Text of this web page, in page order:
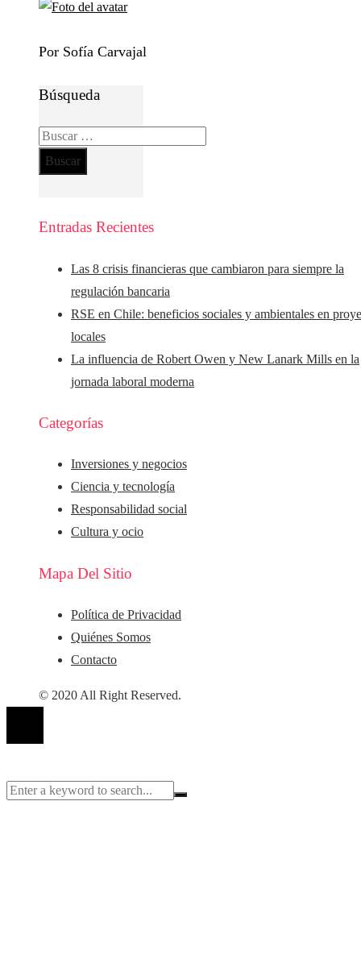
Por Sofía Carvajal
Búsqueda
Buscar:
Entradas Recientes
Las 8 crisis financieras que cambiaron para siempre la
regulación bancaria
RSE en Chile: beneficios sociales y ambientales en
locales
La influencia de Robert Owen y New Lanark Mills en la
jornada laboral moderna
Categorías
Inversiones y negocios
Ciencia y tecnología
Responsabilidad social
Cultura y ocio
Mapa Del Sitio
Política de Privacidad
Quiénes Somos
Contacto
© 2020 All Right Reserved.